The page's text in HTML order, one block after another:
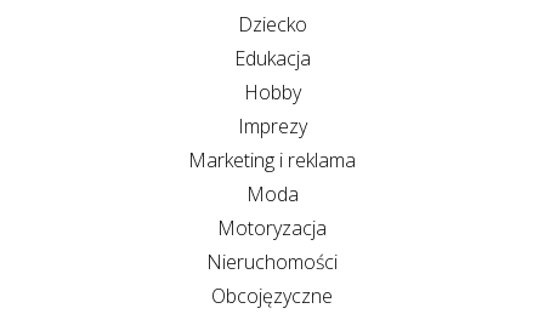
Dziecko
Edukacja
Hobby
Imprezy
Marketing i reklama
Moda
Motoryzacja
Nieruchomości
Obcojęzyczne